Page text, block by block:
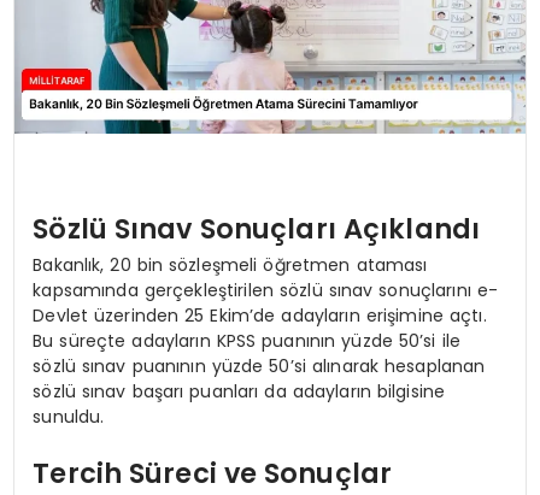
Sözlü Sınav Sonuçları Açıklandı
Bakanlık, 20 bin sözleşmeli öğretmen ataması
kapsamında gerçekleştirilen sözlü sınav sonuçlarını e-
Devlet üzerinden 25 Ekim’de adayların erişimine açtı.
Bu süreçte adayların KPSS puanının yüzde 50’si ile
sözlü sınav puanının yüzde 50’si alınarak hesaplanan
sözlü sınav başarı puanları da adayların bilgisine
sunuldu.
Tercih Süreci ve Sonuçlar